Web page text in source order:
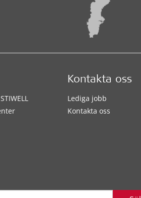
Kontakta oss
Lediga jobb
Kontakta oss